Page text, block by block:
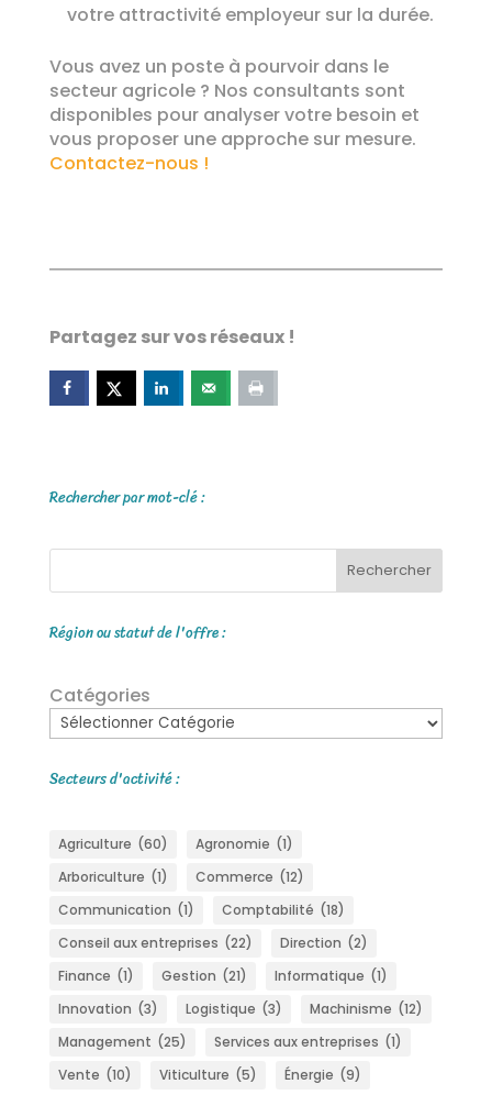
votre attractivité employeur sur la durée.
Vous avez un poste à pourvoir dans le
secteur agricole ? Nos consultants sont
disponibles pour analyser votre besoin et
vous proposer une approche sur mesure.
Contactez-nous !
Partagez sur vos réseaux !
Rechercher par mot-clé :
Rechercher
Région ou statut de l'offre :
Catégories
Secteurs d'activité :
Agriculture (60) Agronomie (1)
Arboriculture (1) Commerce (12)
Communication (1) Comptabilité (18)
Conseil aux entreprises (22) Direction (2)
Finance (1) Gestion (21) Informatique (1)
Innovation (3) Logistique (3) Machinisme (12)
Management (25) Services aux entreprises (1)
Vente (10) Viticulture (5) Énergie (9)